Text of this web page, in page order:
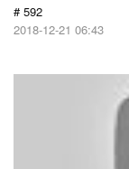
# 592
2018-12-21 06:43